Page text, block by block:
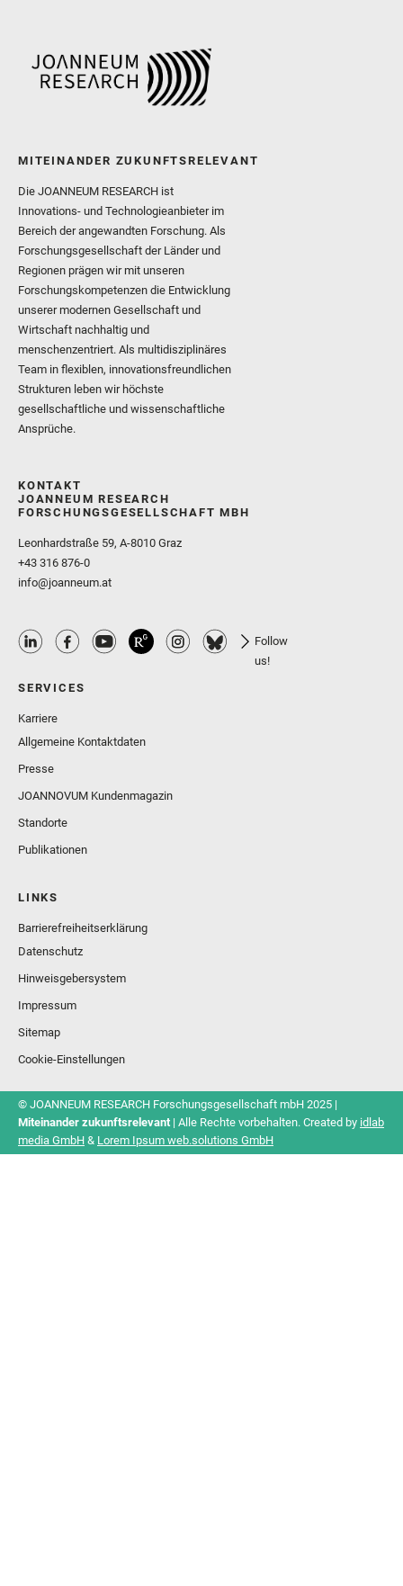
MITEINANDER ZUKUNFTSRELEVANT
Die JOANNEUM RESEARCH ist
Innovations- und Technologieanbieter im
Bereich der angewandten Forschung. Als
Forschungsgesellschaft der Länder und
Regionen prägen wir mit unseren
Forschungskompetenzen die Entwicklung
unserer modernen Gesellschaft und
Wirtschaft nachhaltig und
menschenzentriert. Als multidisziplinäres
Team in flexiblen, innovationsfreundlichen
Strukturen leben wir höchste
gesellschaftliche und wissenschaftliche
Ansprüche.
KONTAKT
JOANNEUM RESEARCH
FORSCHUNGSGESELLSCHAFT MBH
Leonhardstraße 59, A-8010 Graz
+43 316 876-0
info@joanneum.at
Follow
us!
SERVICES
Karriere
Allgemeine Kontaktdaten
Presse
JOANNOVUM Kundenmagazin
Standorte
Publikationen
LINKS
Barrierefreiheitserklärung
Datenschutz
Hinweisgebersystem
Impressum
Sitemap
Cookie-Einstellungen
© JOANNEUM RESEARCH Forschungsgesellschaft mbH 2025 |
Miteinander zukunftsrelevant| Alle Rechte vorbehalten. Created by idlab
media GmbH & Lorem Ipsum web.solutions GmbH